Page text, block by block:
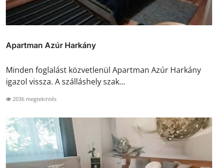
Apartman Azúr Harkány
Minden foglalást közvetlenül Apartman Azúr Harkány
igazol vissza. A szálláshely szak...
2036 megtekintés